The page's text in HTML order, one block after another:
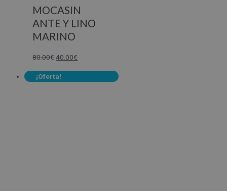
MOCASIN
ANTE Y LINO
MARINO
80.00€40.00€
¡Oferta!